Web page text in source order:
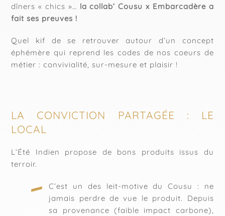
dîners « chics »… la collab’ Cousu x Embarcadère a
fait ses preuves !
Quel kif de se retrouver autour d’un concept
éphémère qui reprend les codes de nos coeurs de
métier : convivialité, sur-mesure et plaisir !
LA CONVICTION PARTAGÉE : LE
LOCAL
L’Été Indien propose de bons produits issus du
terroir.
C’est un des leit-motive du Cousu : ne
jamais perdre de vue le produit. Depuis
sa provenance (faible impact carbone),